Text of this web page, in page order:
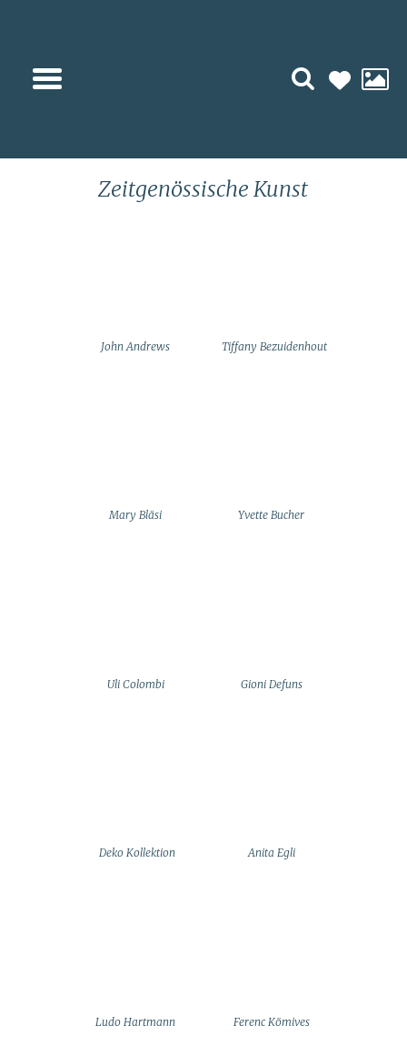
Zeitgenössische Kunst
John Andrews Tiffany Bezuidenhout
Mary Bläsi Yvette Bucher
Uli Colombi Gioni Defuns
Deko Kollektion Anita Egli
Ludo Hartmann Ferenc Kömives